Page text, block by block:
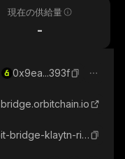
現在の供給量
-
0x9ea...393f
bridge.orbitchain.io
orbit-bridge-klaytn-ripple